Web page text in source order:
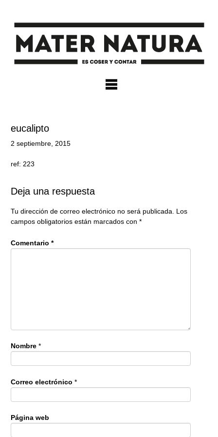
×
eucalipto
2 septiembre, 2015
ref: 223
Deja una respuesta
Tu dirección de correo electrónico no será publicada. Los
campos obligatorios están marcados con *
Comentario *
Nombre *
Correo electrónico *
Página web